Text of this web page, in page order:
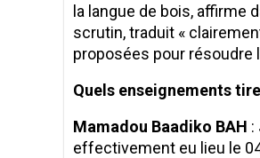
la langue de bois, affirme
scrutin, traduit «
proposées pour
Quels enseignements
Mamadou Baadiko BAH :
effectivement eu lieu le